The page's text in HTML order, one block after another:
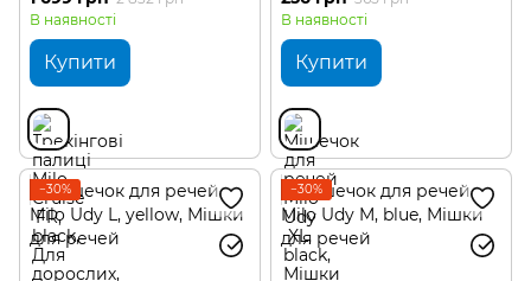
В наявності
Купити
В наявності
Купити
−30% −30%